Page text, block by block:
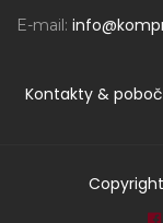
E-mail:
Kontakty &